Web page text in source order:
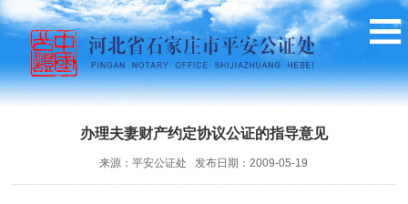
办理夫妻财产约定协议公证的指导意见
来源：平安公证处 发布日期：2009-05-19